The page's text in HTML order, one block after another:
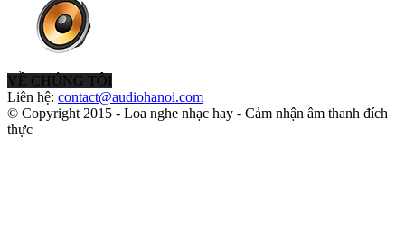
VỀ CHÚNG TÔI
Liên hệ: contact@audiohanoi.com
© Copyright 2015 - Loa nghe nhạc hay - Cảm nhận âm thanh đích
thực